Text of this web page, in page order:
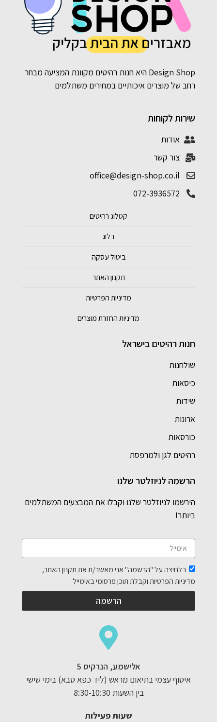
Design Shop היא חנות רהיטים מקוונת המציעה מבחר
רחב של מוצרים איכותיים במחירים משתלמים
שירות לקוחות
אודות
צור קשר
office@design-shop.co.il
072-3936572
קטלוג רהיטים
בלוג
ביטול עסקה
תקנון האתר
מדיניות הפרטיות
מדיניות החזרת מוצרים
חנות רהיטים בישראל
שולחנות
כיסאות
שידות
ארונות
כורסאות
רהיטים לגן ולמרפסת
הרשמה לניוזלטר שלנו
הירשמו לניוזלטר שלנו וקבלו את המבצעים המשתלמים
ביותר!
בלחיצה על "הרשמה" אני מאשר/ת את תקנון האתר,
מדיניות הפרטיות וקבלת תוכן פרסומי באימייל
הרשמה
אלישמע, הנרקיס 5
איסוף עצמי בתיאום מראש (ליד כפא סבא) בימי שישי
בין השעות 8:30-10:30
שעות פעילות